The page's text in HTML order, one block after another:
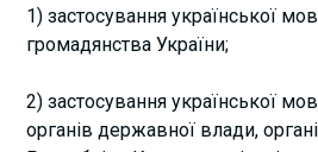
1) застосування української
громадянства України;
2) застосування української
органів державної влади,